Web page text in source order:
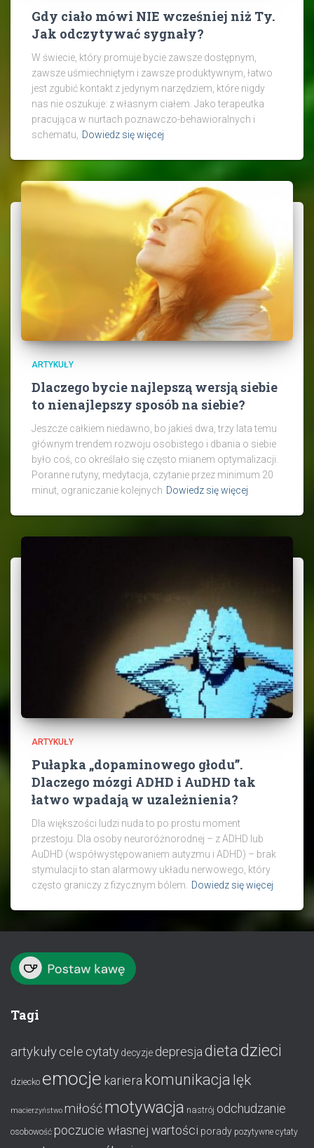
Gdy ciało mówi NIE wcześniej niż Ty.
Jak odczytywać sygnały?
W świecie, który promuje bycie zawsze dostępnym,
zawsze uśmiechniętym i zawsze produktywnym, łatwo
jest zgubić kontakt z jedynym narzędziem, które nigdy
nas nie oszukuje: z własnym ciałem. Jako terapeutka
pracująca w nurtach poznawczo-behawioralnych i
schematu, Dowiedz się więcej
ARTYKUŁY
Dlaczego bycie najlepszą wersją siebie
to nienajlepszy sposób na siebie?
Jeszcze całkiem niedawno, bo jakieś dwa, trzy lata temu
głównym trendem rozwoju osobistego i dbania o siebie
było coś, co określało się często mianem optymalizacji.
Poranne rutyny, medytacja, czytanie przez minimum 20
minut, ograniczanie kolejnych Dowiedz się więcej
ARTYKUŁY
Pułapka „dopaminowego głodu”.
Dlaczego mózgi ADHD i AuDHD tak
łatwo wpadają w uzależnienia?
Dla większości ludzi nuda to po prostu moment
przestoju. Dla osoby neuroróżnorodnej – z ADHD lub
AuDHD (współwystępowaniem autyzmu i ADHD) – brak
stymulacji to stan alarmowy układu nerwowego, który
często graniczy z fizycznym bólem.
Dowiedz się więcej
Tagi
artykułycele cytaty decyzje depresja dietadzieci
dziecko emocje kariera komunikacja lęk
macierzyństwo miłośćmotywacja nastrój odchudzanie
osobowość poczucie własnej wartości porady pozytywne cytaty